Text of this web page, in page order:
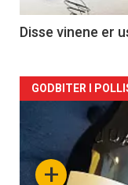
2
Disse vinene er
Forsiden
akkurat
nå+
GODBITER I